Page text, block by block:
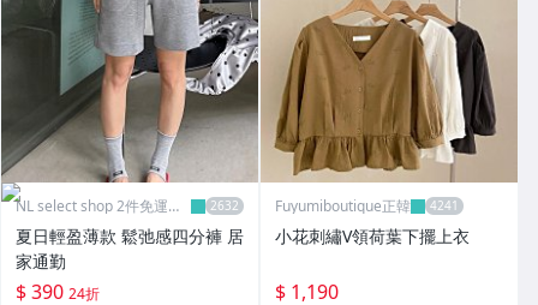
NL select shop 2件免運可
夏日輕盈薄款 鬆弛感四分褲 居
家通勤
$ 390 24折
Fuyumiboutique正韓
小花刺繡V領荷葉下擺上衣
$ 1,190